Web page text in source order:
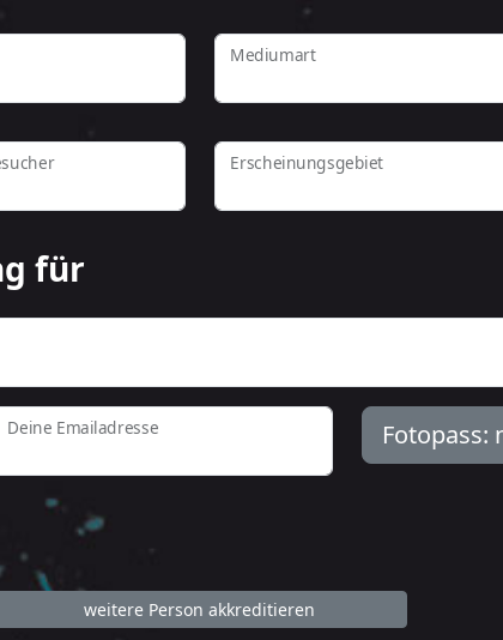
Mediumart
Erscheinungsgebiet
für
Deine Emailadresse Fotopass:
weitere Person akkreditieren